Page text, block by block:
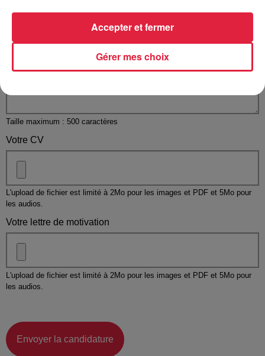
Taille maximum : 500 caractères
Votre CV
L'upload de fichier est limité à 2Mo pour les images et PDF et 5Mo pour
les audios.
Votre lettre de motivation
L'upload de fichier est limité à 2Mo pour les images et PDF et 5Mo pour
les audios.
Envoyer la candidature
Gérer mes choix
Accepter et fermer